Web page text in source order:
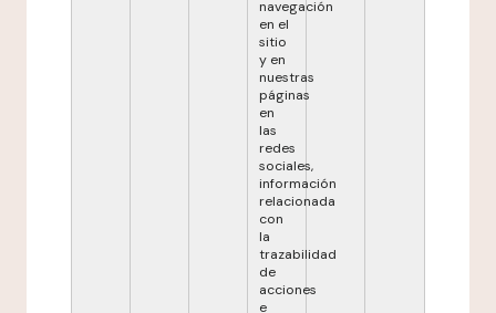
navegación
en el
sitio
y en
nuestras
páginas
en
las
redes
sociales,
información
relacionada
con
la
trazabilidad
de
acciones
e